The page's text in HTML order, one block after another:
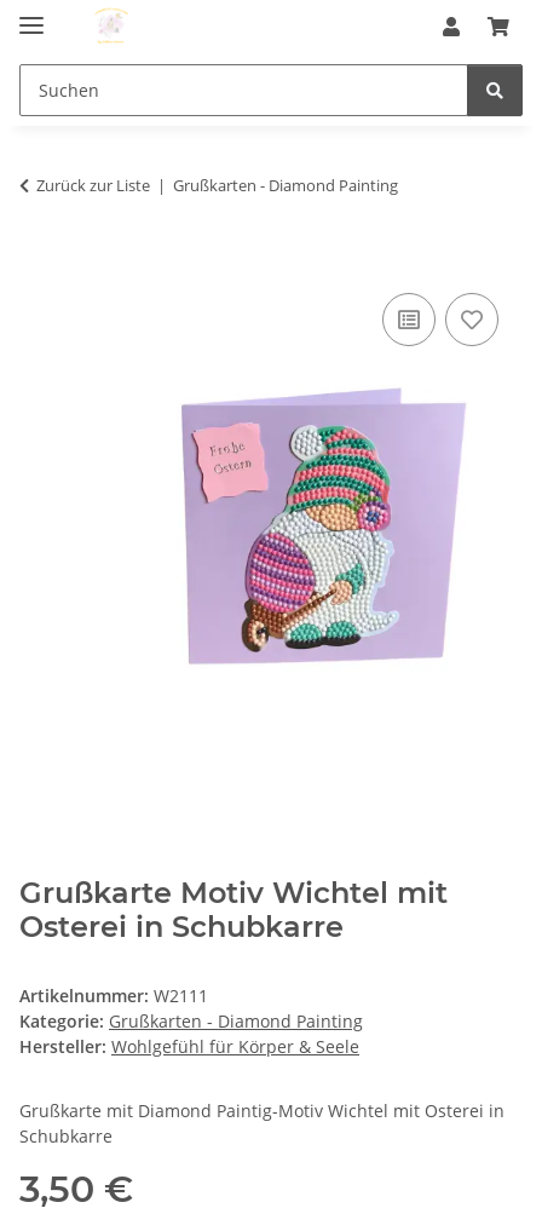
Zurück zur Liste Grußkarten - Diamond Painting
Grußkarte Motiv Wichtel mit
Osterei in Schubkarre
Artikelnummer: W2111
Kategorie: Grußkarten - Diamond Painting
Hersteller: Wohlgefühl für Körper & Seele
Grußkarte mit Diamond Paintig-Motiv Wichtel mit Osterei in
Schubkarre
3,50 €